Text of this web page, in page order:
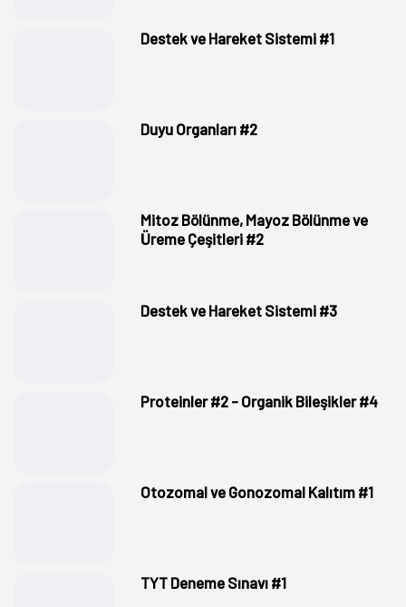
Destek ve Hareket Sistemi #1
Duyu Organları #2
Mitoz Bölünme, Mayoz Bölünme ve
Üreme Çeşitleri #2
Destek ve Hareket Sistemi #3
Proteinler #2 - Organik Bileşikler #4
Otozomal ve Gonozomal Kalıtım #1
TYT Deneme Sınavı #1